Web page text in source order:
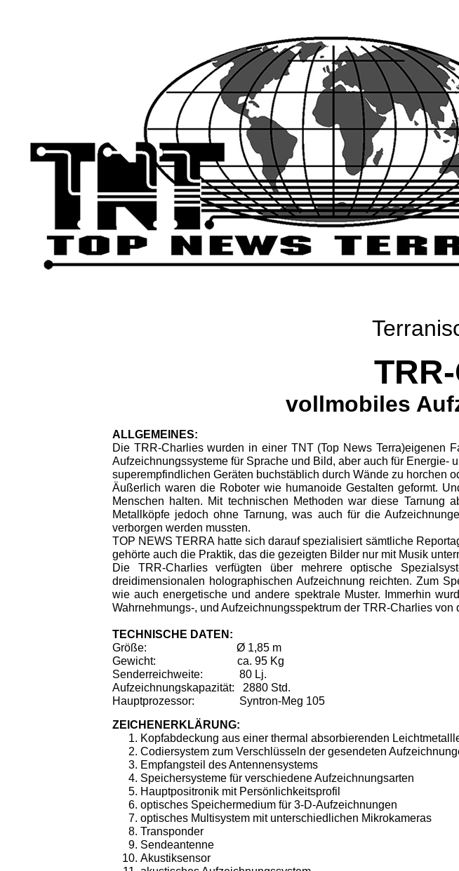
vollmobiles
ALLGEMEINES:
Die TRR-Charlies wurden in einer TNT (Top News Terra)eigenen
Aufzeich­nungssysteme für Sprache und Bild, aber auch für
superempfindlichen Geräten buchstäblich durch Wände zu horchen
Äußerlich waren die Roboter wie humanoide Gestalten geformt.
Menschen halten. Mit technischen Methoden war diese
Metallköpfe jedoch ohne Tarnung, was auch für die
verborgen werden mussten.
TOP NEWS TERRA hatte sich darauf spezialisiert sämtliche
gehörte auch die Praktik, das die gezeigten Bilder nur mit Musik
Die TRR-Charlies verfügten über mehrere optische
dreidimensionalen holographischen Aufzeichnung reichten. Zum
wie auch energetische und andere spektrale Muster. Immerhin
Wahrnehmungs-, und Aufzeichnungsspektrum der TRR-Charlies
TECHNISCHE DATEN:
Größe:
Ø 1,85 m
Gewicht:
ca. 95 Kg
Senderreichweite:
80 Lj.
Aufzeichnungskapazität:
2880 Std.
Hauptprozessor:
Syntron-Meg 105
ZEICHENERKLÄRUNG:
Kopfabdeckung aus einer thermal absorbierenden
Codiersystem zum Verschlüsseln der gesendeten
Empfangsteil des Antennensystems
Speichersysteme für verschiedene Aufzeichnungsarten
Hauptpositronik mit Persönlichkeitsprofil
optisches Speichermedium für 3-D-Aufzeichnungen
optisches Multisystem mit unterschiedlichen Mikrokameras
Transponder
Sendeantenne
Akustiksensor